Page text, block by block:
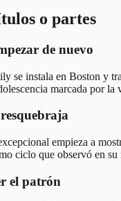
o partes
de nuevo
se instala en Boston y
marcada por la
empieza a
ciclo que observó en su
el patrón